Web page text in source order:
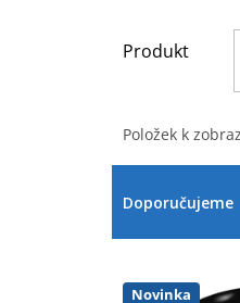
Produkt
Položek k
i
p
e
Doporučujeme
Novinka